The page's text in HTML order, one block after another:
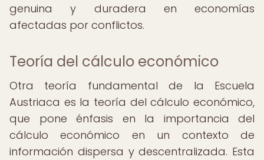
genuina y duradera en economías
afectadas por conflictos.
Teoría del cálculo económico
Otra teoría fundamental de la Escuela
Austriaca es la teoría del cálculo económico,
que pone énfasis en la importancia del
cálculo económico en un contexto de
información dispersa y descentralizada. Esta